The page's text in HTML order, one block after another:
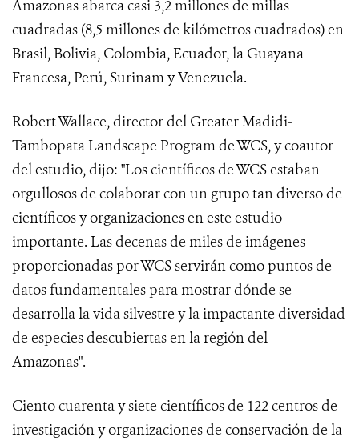
Amazonas abarca casi 3,2 millones de millas
cuadradas (8,5 millones de kilómetros cuadrados) en
Brasil, Bolivia, Colombia, Ecuador, la Guayana
Francesa, Perú, Surinam y Venezuela.
Robert Wallace, director del Greater Madidi-
Tambopata Landscape Program de WCS, y coautor
del estudio, dijo: "Los científicos de WCS estaban
orgullosos de colaborar con un grupo tan diverso de
científicos y organizaciones en este estudio
importante. Las decenas de miles de imágenes
proporcionadas por WCS servirán como puntos de
datos fundamentales para mostrar dónde se
desarrolla la vida silvestre y la impactante diversidad
de especies descubiertas en la región del
Amazonas".
Ciento cuarenta y siete científicos de 122 centros de
investigación y organizaciones de conservación de la